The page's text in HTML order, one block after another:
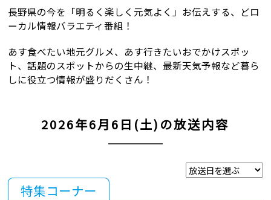
長野県の今を「明るく楽しく元気よく」お伝えする、 どロ
ーカル情報バラエティ番組！
あす食べたい地元グルメ、あす行きたいおでかけスポッ
ト、話題のスポットからの生中継、 最新天気予報など暮ら
しに役立つ情報が盛りだくさん！
2026年6月6日(土)の放送内容
特集コーナー